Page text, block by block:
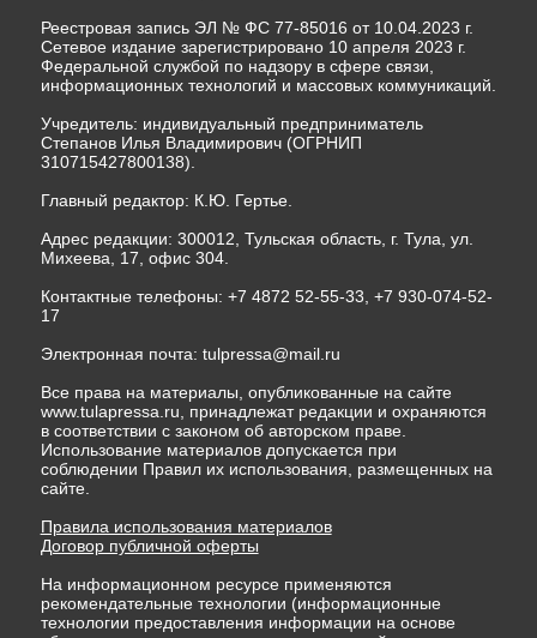
Реестровая запись ЭЛ № ФС 77-85016 от 10.04.2023 г.
Сетевое издание зарегистрировано 10 апреля 2023 г.
Федеральной службой по надзору в сфере связи,
информационных технологий и массовых коммуникаций.
Учредитель: индивидуальный предприниматель
Степанов Илья Владимирович (ОГРНИП
310715427800138).
Главный редактор: К.Ю. Гертье.
Адрес редакции: 300012, Тульская область, г. Тула, ул.
Михеева, 17, офис 304.
Контактные телефоны: +7 4872 52-55-33, +7 930-074-52-
17
Электронная почта: tulpressa@mail.ru
Все права на материалы, опубликованные на сайте
www.tulapressa.ru, принадлежат редакции и охраняются
в соответствии с законом об авторском праве.
Использование материалов допускается при
соблюдении Правил их использования, размещенных на
сайте.
Правила использования материалов
Договор публичной оферты
На информационном ресурсе применяются
рекомендательные технологии (информационные
технологии предоставления информации на основе